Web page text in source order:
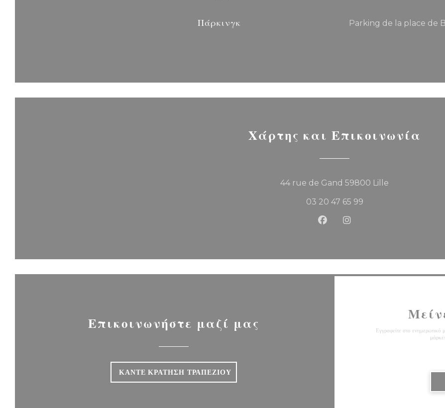
Πάρκινγκ Parking de la place de
Χάρτης και Επικοινωνία
44 rue de Gand 59800 Lille
03 20 47 65 99
Facebook ((ανοίγει σε νέο
Instagram ((ανοίγει σε
Επικοινωνήστε μαζί μας
ΚΆΝΤΕ ΚΡΆΤΗΣΗ ΤΡΑΠΕΖΙΟΎ
Εγγραφείτε στο ενημερωτικό